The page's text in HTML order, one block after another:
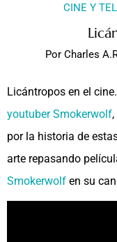
CINE Y
Por Charles
Licántropos en el
youtuber Smokerwolf
por la historia de
arte repasando
Smokerwolf en su